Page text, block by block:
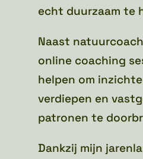
echt duurzaam te
Naast
online coaching
helpen om
verdiepen en
patronen te
Dankzij mijn